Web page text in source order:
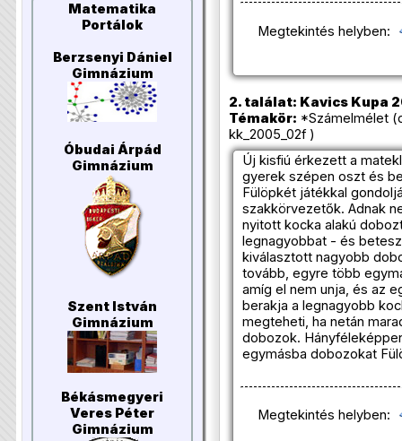
Matematika
Portálok
Berzsenyi Dániel
Gimnázium
Óbudai Árpád
Gimnázium
Szent István
Gimnázium
Békásmegyeri
Veres Péter
Gimnázium
Megtekintés helyben:
2. találat: Kavics Kupa
Témakör: *Számelmélet
kk_2005_02f )
Új kisfiú érkezett a
gyerek szépen oszt és
Fülöpkét játékkal
szakkörvezetők. Adnak
nyitott kocka alakú
legnagyobbat - és
kiválasztott nagyobb
tovább, egyre több
amíg el nem unja, és az
berakja a legnagyobb
megteheti, ha netán
dobozok.
egymásba dobozokat
Megtekintés helyben: